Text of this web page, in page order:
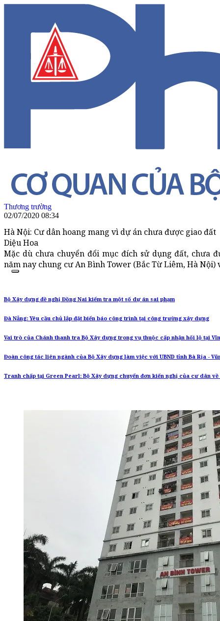
Thương trường
02/07/2020 08:34
Hà Nội: Cư dân hoang mang vì dự án chưa được giao đất
Diệu Hoa
Mặc dù chưa chuyển đổi mục đích sử dụng đất, chưa
năm nay chung cư An Bình Tower (Bắc Từ Liêm, Hà
Bộ Xây dựng đề nghị Đồng Nai kiểm tra một số dự án sai phạm
Đà Nẵng: Yêu cầu chủ lắp đặt biển báo công trình tại công trường xây dựng
Vai trò của Chánh thanh tra Bộ Xây dựng trong vụ thuộc cấp nhận hối lộ tại
Đoàn công tác liên ngành của Bộ Xây dựng làm việc với UBND tỉnh Bà Rịa -
Tranh chấp tại Green Pearl: Bộ Xây dựng chuyển đơn kiến nghị của cư dân về